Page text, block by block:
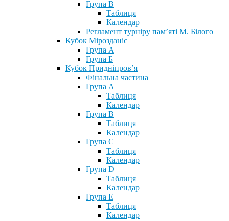
Група В
Таблиця
Календар
Регламент турніру пам’яті М. Білого
Кубок Мірозданіє
Група А
Група Б
Кубок Придніпров’я
Фінальна частина
Група А
Таблиця
Календар
Група В
Таблиця
Календар
Група С
Таблиця
Календар
Група D
Таблиця
Календар
Група Е
Таблиця
Календар